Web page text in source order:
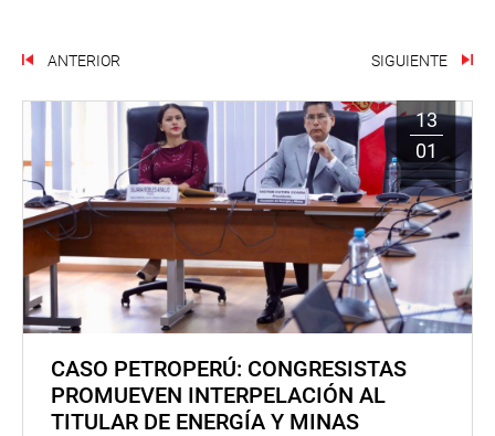
ANTERIOR SIGUIENTE
13
01
CASO PETROPERÚ: CONGRESISTAS
PROMUEVEN INTERPELACIÓN AL
TITULAR DE ENERGÍA Y MINAS